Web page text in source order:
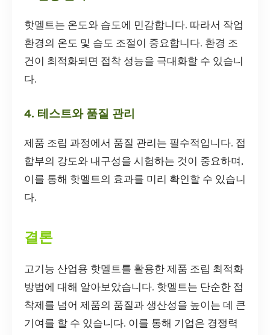
핫멜트는 온도와 습도에 민감합니다. 따라서 작업
환경의 온도 및 습도 조절이 중요합니다. 환경 조
건이 최적화되면 접착 성능을 극대화할 수 있습니
다.
4. 테스트와 품질 관리
제품 조립 과정에서 품질 관리는 필수적입니다. 접
합부의 강도와 내구성을 시험하는 것이 중요하며,
이를 통해 핫멜트의 효과를 미리 확인할 수 있습니
다.
결론
고기능 산업용 핫멜트를 활용한 제품 조립 최적화
방법에 대해 알아보았습니다. 핫멜트는 단순한 접
착제를 넘어 제품의 품질과 생산성을 높이는 데 큰
기여를 할 수 있습니다. 이를 통해 기업은 경쟁력